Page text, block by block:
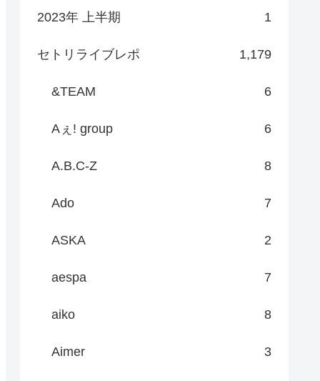
2023年 上半期 1
セトリライブレポ 1,179
&TEAM 6
Aぇ! group 6
A.B.C-Z 8
Ado 7
ASKA 2
aespa 7
aiko 8
Aimer 3